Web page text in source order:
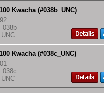
Kwacha (#038b_UNC)
038b
Kwacha (#038c_UNC)
038c